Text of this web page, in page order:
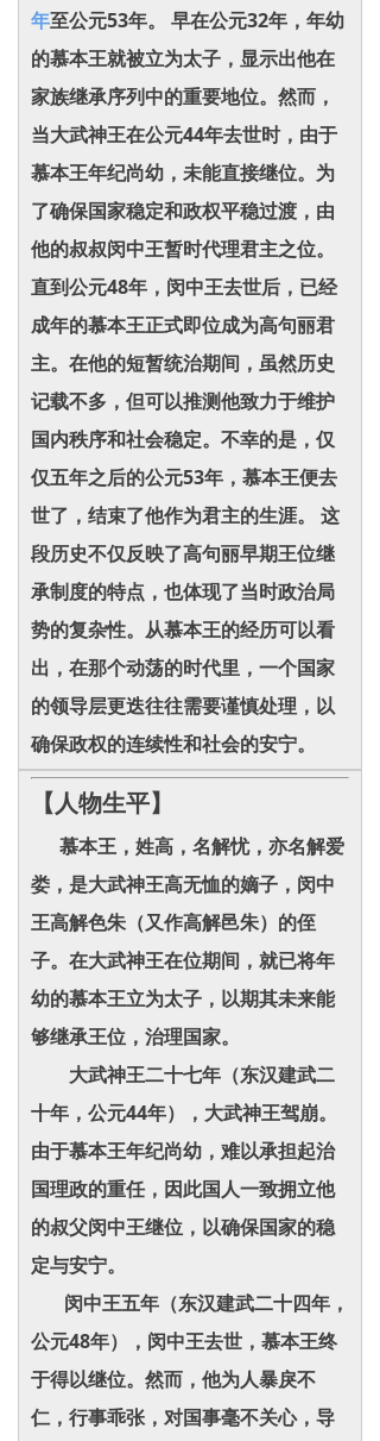
年至公元53年。 早在公元32年，年幼
的慕本王就被立为太子，显示出他在
家族继承序列中的重要地位。然而，
当大武神王在公元44年去世时，由于
慕本王年纪尚幼，未能直接继位。为
了确保国家稳定和政权平稳过渡，由
他的叔叔闵中王暂时代理君主之位。
直到公元48年，闵中王去世后，已经
成年的慕本王正式即位成为高句丽君
主。在他的短暂统治期间，虽然历史
记载不多，但可以推测他致力于维护
国内秩序和社会稳定。不幸的是，仅
仅五年之后的公元53年，慕本王便去
世了，结束了他作为君主的生涯。 这
段历史不仅反映了高句丽早期王位继
承制度的特点，也体现了当时政治局
势的复杂性。从慕本王的经历可以看
出，在那个动荡的时代里，一个国家
的领导层更迭往往需要谨慎处理，以
确保政权的连续性和社会的安宁。
【人物生平】
慕本王，姓高，名解忧，亦名解爱
娄，是大武神王高无恤的嫡子，闵中
王高解色朱（又作高解邑朱）的侄
子。在大武神王在位期间，就已将年
幼的慕本王立为太子，以期其未来能
够继承王位，治理国家。
大武神王二十七年（东汉建武二
十年，公元44年），大武神王驾崩。
由于慕本王年纪尚幼，难以承担起治
国理政的重任，因此国人一致拥立他
的叔父闵中王继位，以确保国家的稳
定与安宁。
闵中王五年（东汉建武二十四年，
公元48年），闵中王去世，慕本王终
于得以继位。然而，他为人暴戾不
仁，行事乖张，对国事毫不关心，导